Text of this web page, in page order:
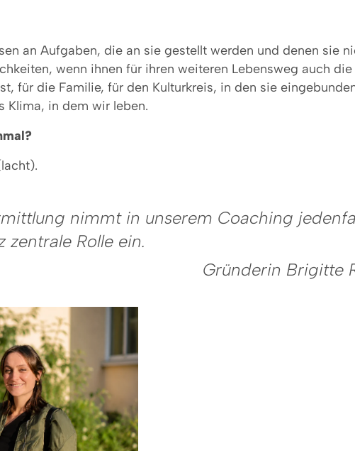
an Aufgaben, die an sie gestellt werden und denen sie
wenn ihnen für ihren weiteren Lebensweg auch
für die Familie, für den Kulturkreis, in den sie
Klima, in dem wir leben.
nimmt in unserem Coaching
zentrale Rolle ein.
Gründerin Brigitte